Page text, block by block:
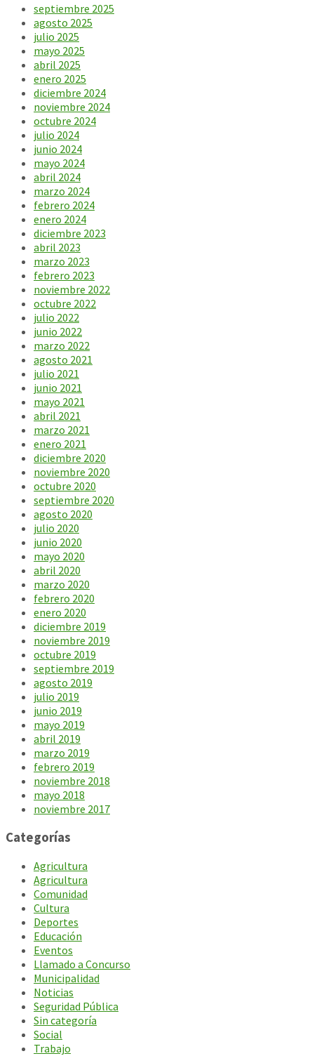
septiembre 2025
agosto 2025
julio 2025
mayo 2025
abril 2025
enero 2025
diciembre 2024
noviembre 2024
octubre 2024
julio 2024
junio 2024
mayo 2024
abril 2024
marzo 2024
febrero 2024
enero 2024
diciembre 2023
abril 2023
marzo 2023
febrero 2023
noviembre 2022
octubre 2022
julio 2022
junio 2022
marzo 2022
agosto 2021
julio 2021
junio 2021
mayo 2021
abril 2021
marzo 2021
enero 2021
diciembre 2020
noviembre 2020
octubre 2020
septiembre 2020
agosto 2020
julio 2020
junio 2020
mayo 2020
abril 2020
marzo 2020
febrero 2020
enero 2020
diciembre 2019
noviembre 2019
octubre 2019
septiembre 2019
agosto 2019
julio 2019
junio 2019
mayo 2019
abril 2019
marzo 2019
febrero 2019
noviembre 2018
mayo 2018
noviembre 2017
Categorías
Agricultura
Agricultura
Comunidad
Cultura
Deportes
Educación
Eventos
Llamado a Concurso
Municipalidad
Noticias
Seguridad Pública
Sin categoría
Social
Trabajo